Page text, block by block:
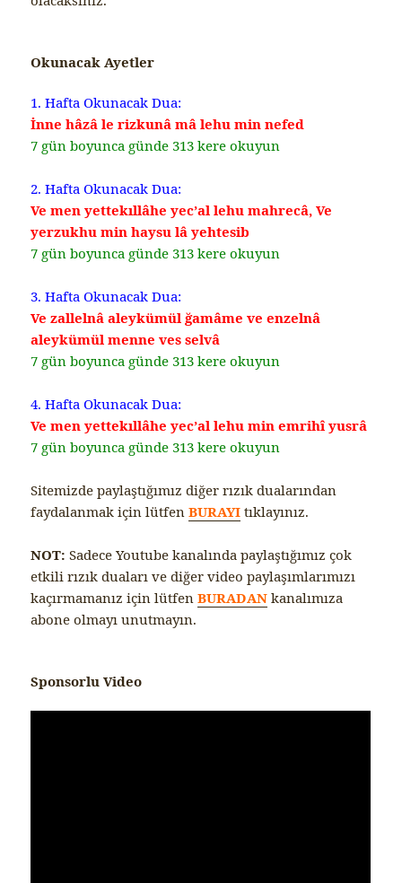
Okunacak Ayetler
1. Hafta Okunacak Dua:
İnne hâzâ le rizkunâ mâ lehu min nefed
7 gün boyunca günde 313 kere okuyun
2. Hafta Okunacak Dua:
Ve men yettekıllâhe yec’al lehu mahrecâ, Ve
yerzukhu min haysu lâ yehtesib
7 gün boyunca günde 313 kere okuyun
3. Hafta Okunacak Dua:
Ve zallelnâ aleykümül ğamâme ve enzelnâ
aleykümül menne ves selvâ
7 gün boyunca günde 313 kere okuyun
4. Hafta Okunacak Dua:
Ve men yettekıllâhe yec’al lehu min emrihî yusrâ
7 gün boyunca günde 313 kere okuyun
Sitemizde paylaştığımız diğer rızık dualarından
faydalanmak için lütfenBURAYI tıklayınız.
NOT: Sadece Youtube kanalında paylaştığımız çok
etkili rızık duaları ve diğer video paylaşımlarımızı
kaçırmamanız için lütfenBURADAN kanalımıza
abone olmayı unutmayın.
Sponsorlu Video